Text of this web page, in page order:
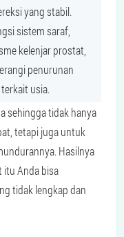
yang stabil.
sistem saraf,
kelenjar prostat,
penurunan
usia.
sehingga tidak hanya
tetapi juga untuk
Hasilnya
itu Anda bisa
tidak lengkap dan